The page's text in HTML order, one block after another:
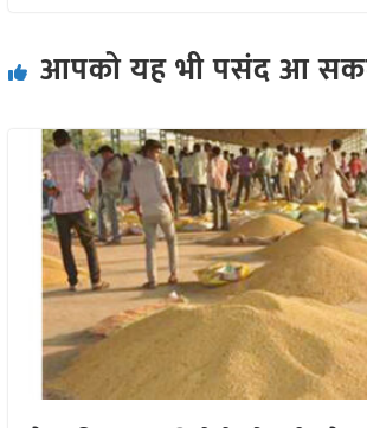
आपको यह भी पसंद आ